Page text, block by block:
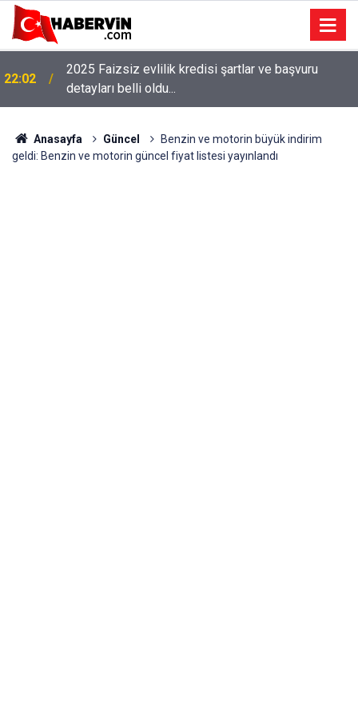
22:02
2025 Faizsiz evlilik kredisi şartlar ve başvuru
detayları belli oldu...
Anasayfa Güncel
Benzin ve motorin büyük indirim
geldi: Benzin ve motorin güncel fiyat listesi yayınlandı